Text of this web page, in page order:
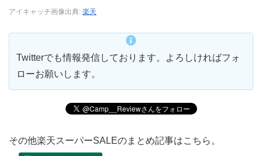
アイキャッチ画像出典: 楽天
Twitterでも情報発信しております。よろしければフォ
ローお願いします。
その他楽天スーパーSALEのまとめ記事はこちら。